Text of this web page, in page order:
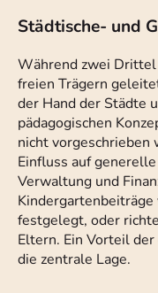
Städtische- und
Während zwei
freien Trägern
der Hand der Städte
pädagogischen
nicht vorgeschrieben
Einfluss auf
Verwaltung und
festgelegt, oder
Eltern. Ein Vorteil
die zentrale Lage.